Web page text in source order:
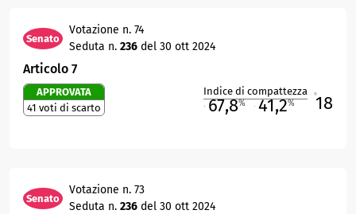
Senato
Votazione n. 74
Seduta n. 236 del 30 ott 2024
Articolo 7
APPROVATA
41 voti di scarto
Indice di compattezza
67,8% 41,2% 18
Senato
Votazione n. 73
Seduta n. 236 del 30 ott 2024